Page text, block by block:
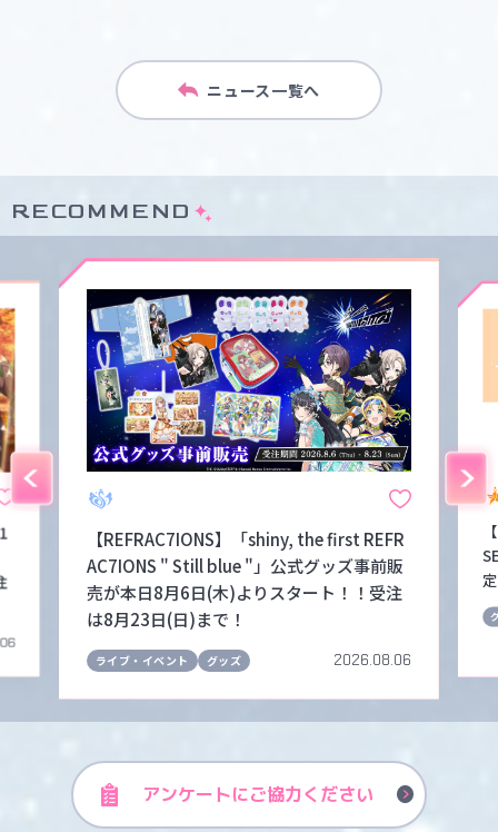
ニュース一覧へ
RECOMMEND
【REFRAC7IONS】「shiny, the first REFR
AC7IONS " Still blue "」公式グッズ事前販
売が本日8月6日(木)よりスタート！！受注
は8月23日(日)まで！
ライブ・イベント グッズ 2026.08.06
アンケートにご協力ください